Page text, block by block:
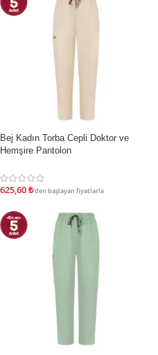
İNDIRIM
Bej Kadın Torba Cepli Doktor ve
Hemşire Pantolon
625,60₺'den başlayan fiyatlarla